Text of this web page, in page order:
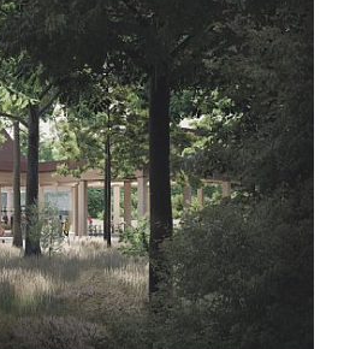
dansk – vakt och
för besökare i både
slutet av gång- och
Halvvägs längs
det mest centrala
Plats. Tidens Plats
och
i tankar, minnen och
där natur
ute och inne.